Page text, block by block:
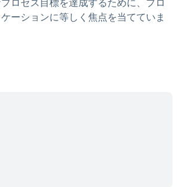
ロセス目標を達成するために、プロ
ーションに等しく焦点を当てていま